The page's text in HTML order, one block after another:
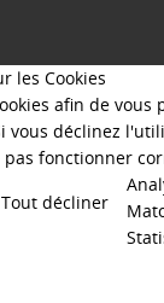
les Cookies
afin de vous
vous déclinez
fonctionner
Tout décliner